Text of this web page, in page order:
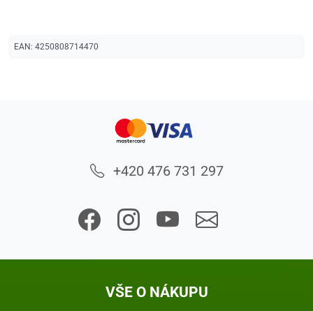
EAN: 4250808714470
+420 476 731 297
VŠE O NÁKUPU